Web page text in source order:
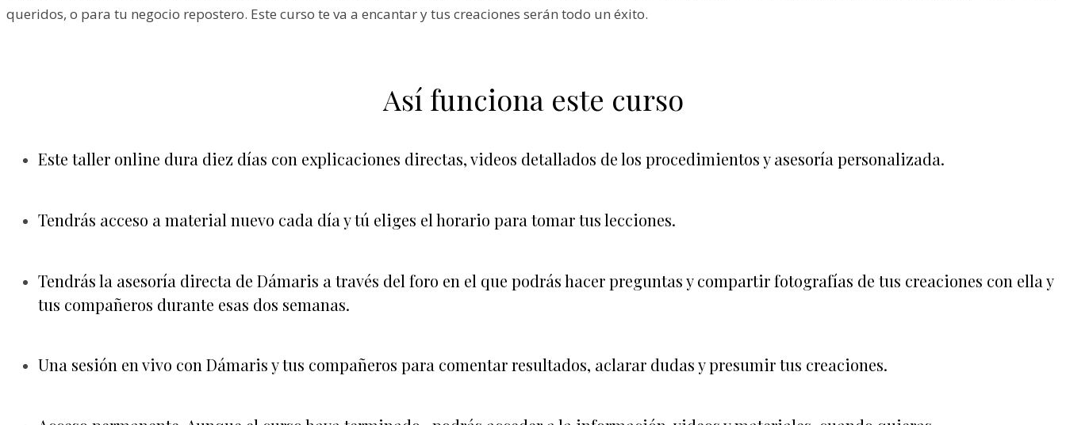
queridos, o para tu negocio repostero. Este curso te va a encantar y tus creaciones serán todo un éxito.
Así funciona este curso
Este taller online dura diez días con explicaciones directas, videos detallados de los procedimientos y asesoría personalizada.
Tendrás acceso a material nuevo cada día y tú eliges el horario para tomar tus lecciones.
Tendrás la asesoría directa de Dámaris a través del foro en el que podrás hacer preguntas y compartir fotografías de tus creaciones con ella y
tus compañeros durante esas dos semanas.
Una sesión en vivo con Dámaris y tus compañeros para comentar resultados, aclarar dudas y presumir tus creaciones.